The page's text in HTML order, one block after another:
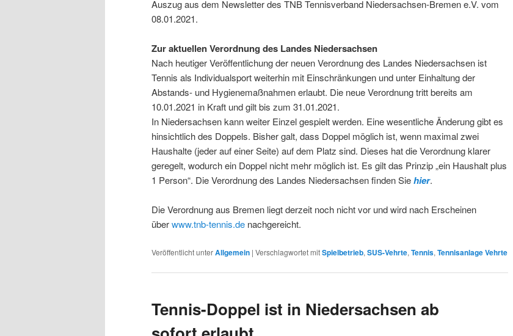
Auszug aus dem Newsletter des TNB Tennisverband Niedersachsen-Bremen e.V. vom
08.01.2021.
Zur aktuellen Verordnung des Landes Niedersachsen
Nach heutiger Veröffentlichung der neuen Verordnung des Landes Niedersachsen ist
Tennis als Individualsport weiterhin mit Einschränkungen und unter Einhaltung der
Abstands- und Hygienemaßnahmen erlaubt. Die neue Verordnung tritt bereits am
10.01.2021 in Kraft und gilt bis zum 31.01.2021.
In Niedersachsen kann weiter Einzel gespielt werden. Eine wesentliche Änderung gibt es
hinsichtlich des Doppels. Bisher galt, dass Doppel möglich ist, wenn maximal zwei
Haushalte (jeder auf einer Seite) auf dem Platz sind. Dieses hat die Verordnung klarer
geregelt, wodurch ein Doppel nicht mehr möglich ist. Es gilt das Prinzip „ein Haushalt plus
1 Person“. Die Verordnung des Landes Niedersachsen finden Siehier.
Die Verordnung aus Bremen liegt derzeit noch nicht vor und wird nach Erscheinen
überwww.tnb-tennis.de nachgereicht.
Veröffentlicht unterAllgemein | Verschlagwortet mitSpielbetrieb, SUS-Vehrte, Tennis, Tennisanlage Vehrte
Tennis-Doppel ist in Niedersachsen ab